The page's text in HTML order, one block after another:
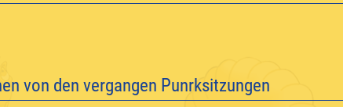
von den vergangen Punrksitzungen